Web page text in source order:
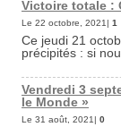
Victoire totale :
Le 22 octobre, 2021| 1
Ce jeudi 21
précipités : si
Vendredi 3
le Monde »
Le 31 août, 2021| 0